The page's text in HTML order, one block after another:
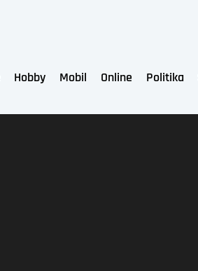
Hobby Mobil Online Politika